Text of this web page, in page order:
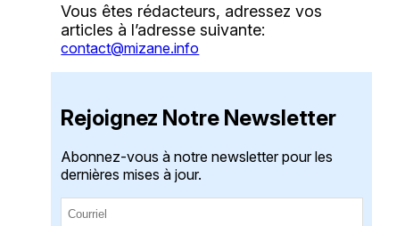
Vous êtes rédacteurs, adressez vos
articles à l’adresse suivante:
contact@mizane.info
Rejoignez Notre Newsletter
Abonnez-vous à notre newsletter pour les
dernières mises à jour.